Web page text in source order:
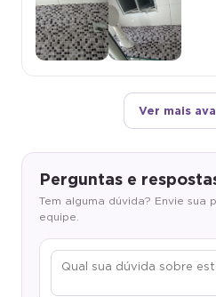
Ver mais
Perguntas e
Tem alguma dúvida? Envie sua
equipe.